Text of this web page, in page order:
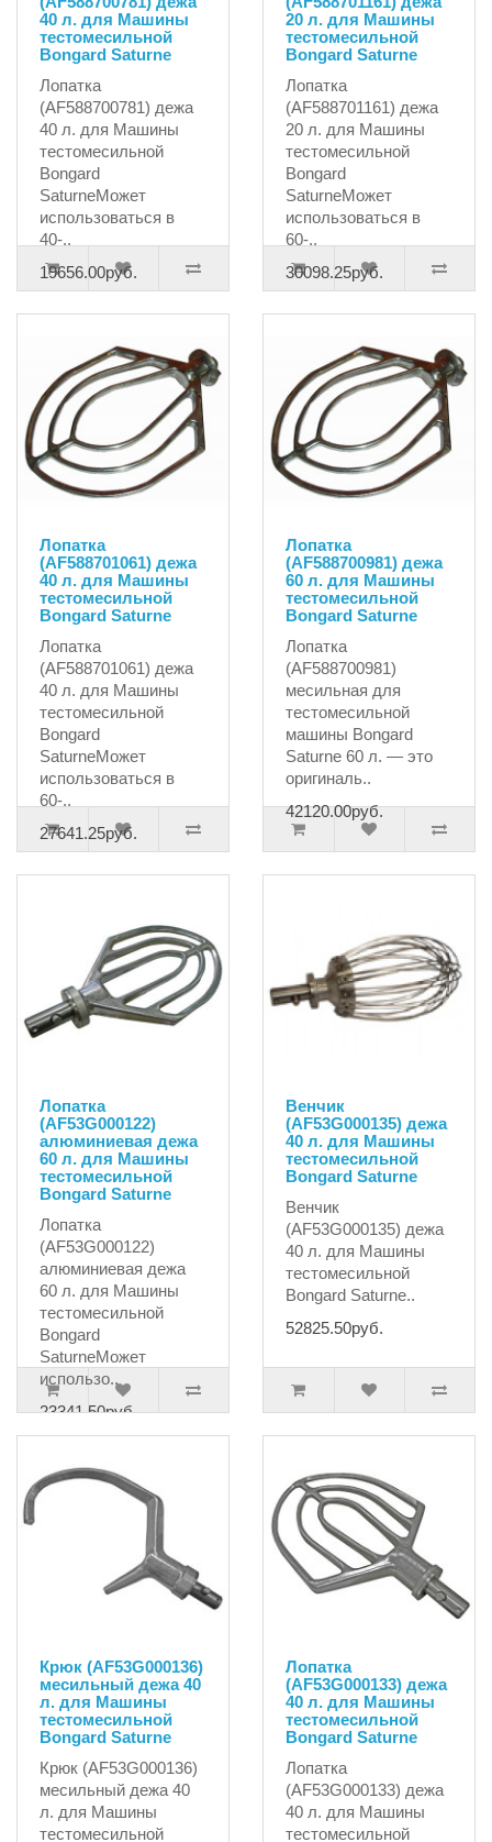
40 л. для Машины
тестомесильной
Bongard Saturne
Лопатка
(AF588700781) дежа
40 л. для Машины
тестомесильной
Bongard
SaturneМожет
использоваться в
40-..
19656.00руб.
20 л. для Машины
тестомесильной
Bongard Saturne
Лопатка
(AF588701161) дежа
20 л. для Машины
тестомесильной
Bongard
SaturneМожет
использоваться в
60-..
30098.25руб.
Лопатка
(AF588701061) дежа
40 л. для Машины
тестомесильной
Bongard Saturne
Лопатка
(AF588701061) дежа
40 л. для Машины
тестомесильной
Bongard
SaturneМожет
использоваться в
60-..
27641.25руб.
Лопатка
(AF588700981) дежа
60 л. для Машины
тестомесильной
Bongard Saturne
Лопатка
(AF588700981)
месильная для
тестомесильной
машины Bongard
Saturne 60 л. — это
оригиналь..
42120.00руб.
Лопатка
(AF53G000122)
алюминиевая дежа
60 л. для Машины
тестомесильной
Bongard Saturne
Лопатка
(AF53G000122)
алюминиевая дежа
60 л. для Машины
тестомесильной
Bongard
SaturneМожет
использо..
23341.50руб.
Венчик
(AF53G000135) дежа
40 л. для Машины
тестомесильной
Bongard Saturne
Венчик
(AF53G000135) дежа
40 л. для Машины
тестомесильной
Bongard Saturne..
52825.50руб.
Крюк (AF53G000136)
месильный дежа 40
л. для Машины
тестомесильной
Bongard Saturne
Крюк (AF53G000136)
месильный дежа 40
л. для Машины
тестомесильной
Лопатка
(AF53G000133) дежа
40 л. для Машины
тестомесильной
Bongard Saturne
Лопатка
(AF53G000133) дежа
40 л. для Машины
тестомесильной